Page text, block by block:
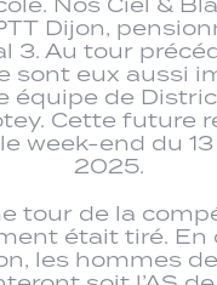
Dijon,
3. Au tour
sont eux aussi
équipe de
Cette future
week-end du
2025.
tour de la
était tiré. En
les hommes